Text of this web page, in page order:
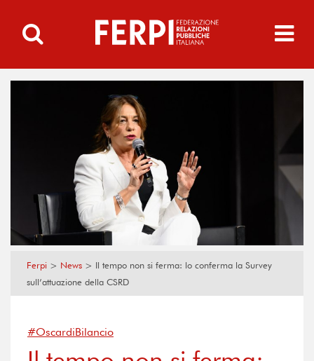
Ferpi > News > Il tempo non si ferma: lo conferma la Survey
sull’attuazione della CSRD
#OscardiBilancio